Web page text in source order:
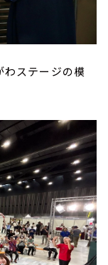
わステージの模